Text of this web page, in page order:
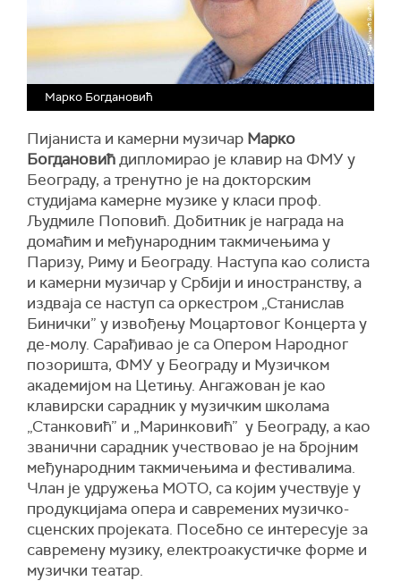
Марко Богдановић
Пијаниста и камерни музичар Марко
Богдановићдипломирао је клавир на ФМУ у
Београду, а тренутно је на докторским
студијама камерне музике у класи проф.
Људмиле Поповић. Добитник је награда на
домаћим и међународним такмичењима у
Паризу, Риму и Београду. Наступа као солиста
и камерни музичар у Србији и иностранству, а
издваја се наступ са оркестром „Станислав
Бинички” у извођењу Моцартовог Концерта у
де-молу. Сарађивао је са Опером Народног
позоришта, ФМУ у Београду и Музичком
академијом на Цетињу. Ангажован је као
клавирски сарадник у музичким школама
„Станковић” и „Маринковић” у Београду, а као
званични сарадник учествовао је на бројним
међународним такмичењима и фестивалима.
Члан је удружења МОТО, са којим учествује у
продукцијама опера и савремених музичко-
сценских пројеката. Посебно се интересује за
савремену музику, електроакустичке форме и
музички театар.